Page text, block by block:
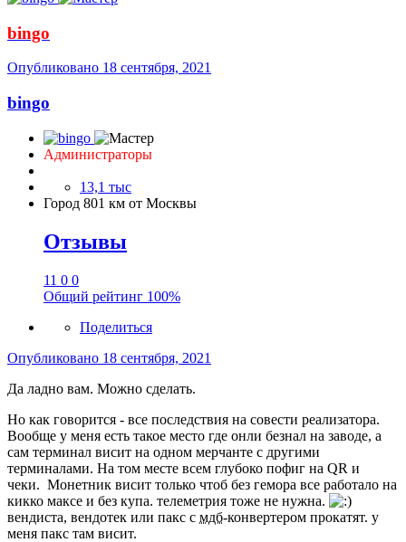
bingo
Опубликовано 18 сентября, 2021
bingo
Администраторы
13,1 тыс
Город 801 км от Москвы
Отзывы
11 0 0
Общий рейтинг 100%
Поделиться
Опубликовано 18 сентября, 2021
Да ладно вам. Можно сделать.
Но как говорится - все последствия на совести реализатора.
Вообще у меня есть такое место где онли безнал на заводе, а
сам терминал висит на одном мерчанте c другими
терминалами. На том месте всем глубоко пофиг на QR и
чеки. Монетник висит только чтоб без гемора все работало на
кикко максе и без купа. телеметрия тоже не нужна.
вендиста, вендотек или пакс с мдб-конвертером прокатят. у
меня пакс там висит.